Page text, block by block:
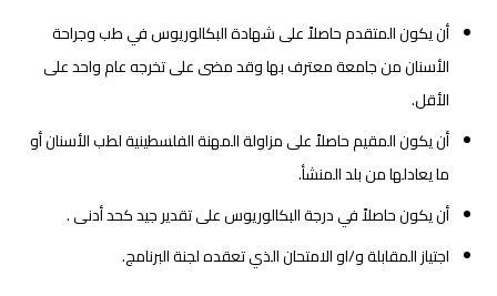
أن يكون المتقدم حاصلاً على شهادة البكالوريوس في طب وجراحة
الأسنان من جامعة معترف بها وقد مضى على تخرجه عام واحد على
الأقل.
أن يكون المقيم حاصلاً على مزاولة المهنة الفلسطينية لطب الأسنان أو
ما يعادلها من بلد المنشأ.
أن يكون حاصلاً في درجة البكالوريوس على تقدير جيد كحد أدنى .
اجتياز المقابلة و/او الامتحان الذي تعقده لجنة البرنامج.